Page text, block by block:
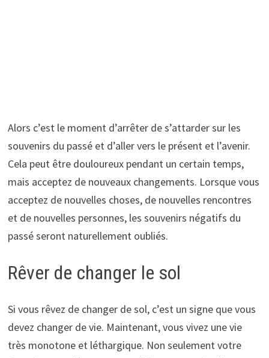
Alors c’est le moment d’arrêter de s’attarder sur les
souvenirs du passé et d’aller vers le présent et l’avenir.
Cela peut être douloureux pendant un certain temps,
mais acceptez de nouveaux changements. Lorsque vous
acceptez de nouvelles choses, de nouvelles rencontres
et de nouvelles personnes, les souvenirs négatifs du
passé seront naturellement oubliés.
Rêver de changer le sol
Si vous rêvez de changer de sol, c’est un signe que vous
devez changer de vie. Maintenant, vous vivez une vie
très monotone et léthargique. Non seulement votre